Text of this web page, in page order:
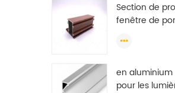
de fente
Section de
fenêtre de
qualité à bas
algérie
en
pour les